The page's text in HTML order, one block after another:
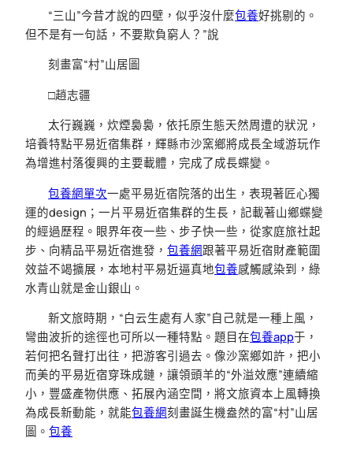
“三山”今昔才說的四壁，似乎沒什麼包養好挑剔的。
但不是有一句話，不要欺負窮人？”說
刻畫富“村”山居圖
□趙志疆
太行巍巍，炊煙裊裊，依托原生態天然周遭的狀況，
培養特點平易近宿集群，輝縣市沙窯鄉將成長全域游玩作
為增進村落復興的主要載體，完成了成長蝶變。
包養網單次一處平易近宿院落的出生，表現著匠心獨
運的design；一片平易近宿集群的生長，記載著山鄉蝶變
的經過歷程。眼界年夜一些、步子快一些，從家庭旅社起
步、向精品平易近宿進發， 包養網跟著平易近宿財產範圍
效益不竭擴展，本地村平易近逼真地包養感觸感染到，綠
水青山就是金山銀山。
新文旅時期，“白云生處有人家”自己就是一種上風，
彎曲波折的途徑也可所以一種特點。題目在包養app于，
若何把名聲打出往，把游客引過去。像沙窯鄉如許，把小
而美的平易近宿穿珠成鏈，讓領頭羊的“外溢效應”連續縮
小，豐盛產物供應、拓展內涵空間，將文旅資本上風轉換
為成長新動能，就能包養網刻畫誕生機盎然的富“村”山居
圖。 包養